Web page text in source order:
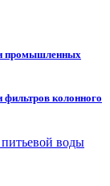
промышленных
колонного
воды